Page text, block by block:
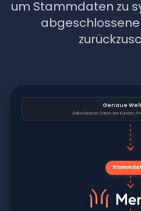
um Stammdaten zu
Genaue
Artikel Master, Daten der Kunden,